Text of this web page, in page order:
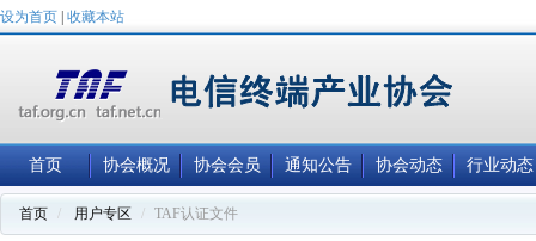
设为首页 收藏本站
首页 协会概况 协会会员 通知公告 协会动态 行业动态
首页 用户专区 TAF认证文件